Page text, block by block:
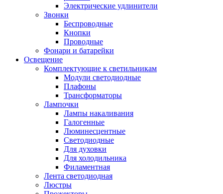
Электрические удлинители
Звонки
Беспроводные
Кнопки
Проводные
Фонари и батарейки
Освещение
Комплектующие к светильникам
Модули светодиодные
Плафоны
Трансформаторы
Лампочки
Лампы накаливания
Галогенные
Люминесцентные
Светодиодные
Для духовки
Для холодильника
Филаментная
Лента светодиодная
Люстры